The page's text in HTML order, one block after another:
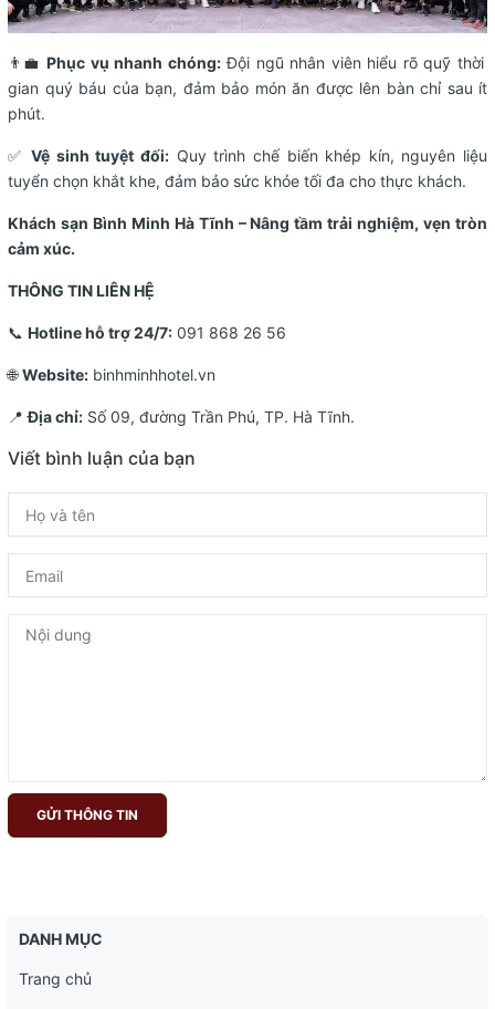
👨‍💼Phục vụ nhanh chóng:Đội ngũ nhân viên hiểu rõ quỹ thời
gian quý báu của bạn, đảm bảo món ăn được lên bàn chỉ sau ít
phút.
✅Vệ sinh tuyệt đối: Quy trình chế biến khép kín, nguyên liệu
tuyển chọn khắt khe, đảm bảo sức khỏe tối đa cho thực khách.
Khách sạn Bình Minh Hà Tĩnh – Nâng tầm trải nghiệm, vẹn tròn
cảm xúc.
THÔNG TIN LIÊN HỆ
📞 Hotline hỗ trợ 24/7: 091 868 26 56
🌐Website: binhminhhotel.vn
📍Địa chỉ: Số 09, đường Trần Phú, TP. Hà Tĩnh.
Viết bình luận của bạn
GỬI THÔNG TIN
DANH MỤC
Trang chủ